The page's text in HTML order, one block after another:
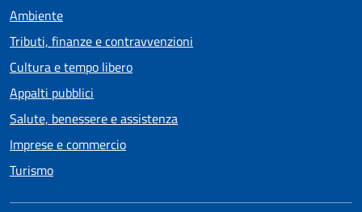
Ambiente
Tributi, finanze e contravvenzioni
Cultura e tempo libero
Appalti pubblici
Salute, benessere e assistenza
Imprese e commercio
Turismo